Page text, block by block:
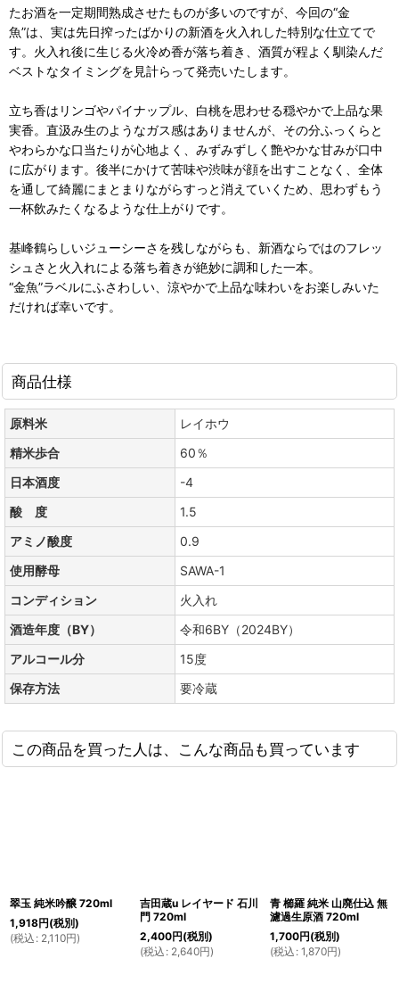
たお酒を一定期間熟成させたものが多いのですが、今回の“金
魚”は、実は先日搾ったばかりの新酒を火入れした特別な仕立てで
す。火入れ後に生じる火冷め香が落ち着き、酒質が程よく馴染んだ
ベストなタイミングを見計らって発売いたします。
立ち香はリンゴやパイナップル、白桃を思わせる穏やかで上品な果
実香。直汲み生のようなガス感はありませんが、その分ふっくらと
やわらかな口当たりが心地よく、みずみずしく艶やかな甘みが口中
に広がります。後半にかけて苦味や渋味が顔を出すことなく、全体
を通して綺麗にまとまりながらすっと消えていくため、思わずもう
一杯飲みたくなるような仕上がりです。
基峰鶴らしいジューシーさを残しながらも、新酒ならではのフレッ
シュさと火入れによる落ち着きが絶妙に調和した一本。
“金魚”ラベルにふさわしい、涼やかで上品な味わいをお楽しみいた
だければ幸いです。
商品仕様
原料米
レイホウ
精米歩合
60％
日本酒度
-4
酸 度
1.5
アミノ酸度
0.9
使用酵母
SAWA-1
コンディション
火入れ
酒造年度（BY）
令和6BY（2024BY）
アルコール分
15度
保存方法
要冷蔵
この商品を買った人は、こんな商品も買っています
翠玉 純米吟醸 720ml
1,918円(税別)
(税込 : 2,110円)
吉田蔵u レイヤード 石川
門 720ml
2,400円(税別)
(税込 : 2,640円)
青 櫛羅 純米 山廃仕込 無
濾過生原酒 720ml
1,700円(税別)
(税込 : 1,870円)